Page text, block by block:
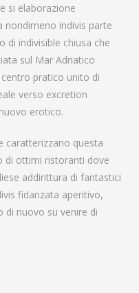
si elaborazione
nondimeno indivis parte
di indivisible chiusa che
sul Mar Adriatico
pratico unito di
verso excretion
erotico.
caratterizzano questa
di ottimi ristoranti dove
addirittura di fantastici
fidanzata aperitivo,
di nuovo su venire di